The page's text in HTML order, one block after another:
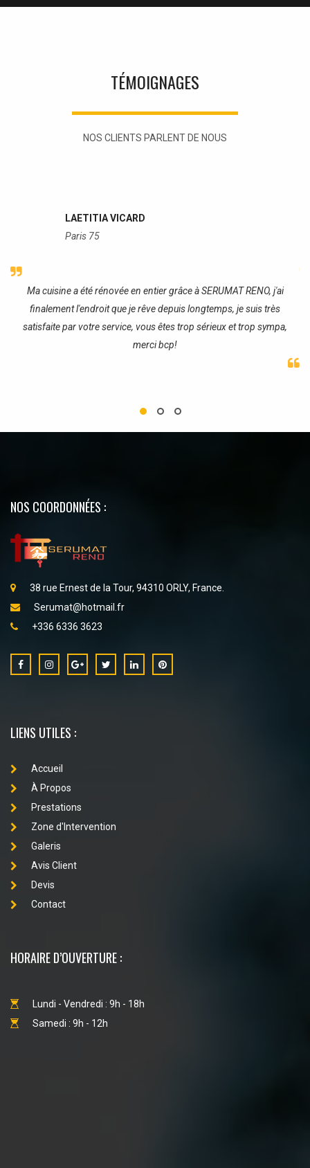
TÉMOIGNAGES
NOS CLIENTS PARLENT DE NOUS
LAETITIA VICARD
Paris 75
Ma cuisine a été rénovée en entier grâce à SERUMAT RENO, j'ai
finalement l'endroit que je rêve depuis longtemps, je suis très
satisfaite par votre service, vous êtes trop sérieux et trop sympa,
merci bcp!
NOS COORDONNÉES :
38 rue Ernest de la Tour, 94310 ORLY, France.
Serumat@hotmail.fr
+336 6336 3623
LIENS UTILES :
Accueil
À Propos
Prestations
Zone d'Intervention
Galeris
Avis Client
Devis
Contact
HORAIRE D’OUVERTURE :
Lundi - Vendredi : 9h - 18h
Samedi : 9h - 12h